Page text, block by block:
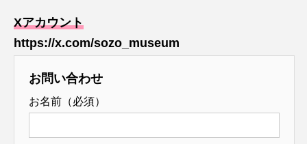
Xアカウント
https://x.com/sozo_museum
お問い合わせ
お名前（必須）